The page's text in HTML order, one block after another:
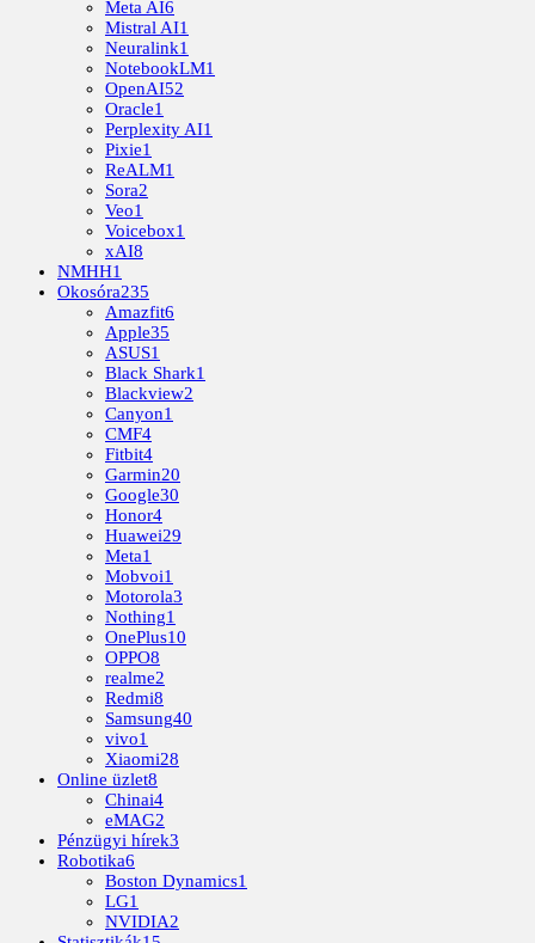
Meta AI6
Mistral AI1
Neuralink1
NotebookLM1
OpenAI52
Oracle1
Perplexity AI1
Pixie1
ReALM1
Sora2
Veo1
Voicebox1
xAI8
NMHH1
Okosóra235
Amazfit6
Apple35
ASUS1
Black Shark1
Blackview2
Canyon1
CMF4
Fitbit4
Garmin20
Google30
Honor4
Huawei29
Meta1
Mobvoi1
Motorola3
Nothing1
OnePlus10
OPPO8
realme2
Redmi8
Samsung40
vivo1
Xiaomi28
Online üzlet8
Chinai4
eMAG2
Pénzügyi hírek3
Robotika6
Boston Dynamics1
LG1
NVIDIA2